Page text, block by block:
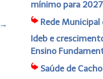
→
mínimo para 2027
Rede
Ideb e
Ensino
Saúde de